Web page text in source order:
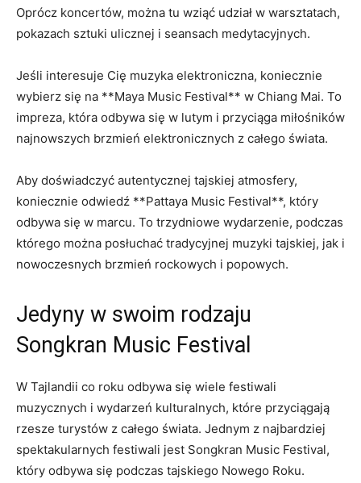
Oprócz‍ koncertów, można tu wziąć udział ​w warsztatach,‌
pokazach sztuki ulicznej i seansach medytacyjnych.
Jeśli interesuje Cię muzyka elektroniczna, koniecznie
wybierz się na **Maya Music Festival** w Chiang Mai. To
impreza, która odbywa się w lutym i przyciąga miłośników
najnowszych brzmień elektronicznych z całego świata.
Aby doświadczyć autentycznej tajskiej⁢ atmosfery,
‍koniecznie odwiedź⁢ **Pattaya Music Festival**, który
odbywa się ​w marcu. To trzydniowe wydarzenie, podczas
którego można posłuchać tradycyjnej muzyki tajskiej, jak i‌
nowoczesnych brzmień rockowych i popowych.
Jedyny w swoim rodzaju‍
Songkran Music Festival
W Tajlandii co roku odbywa się wiele festiwali
muzycznych i wydarzeń kulturalnych, które ⁣przyciągają
rzesze turystów z całego świata. Jednym z najbardziej
spektakularnych festiwali‌ jest Songkran Music ‌Festival,
⁤który odbywa się podczas tajskiego Nowego Roku.